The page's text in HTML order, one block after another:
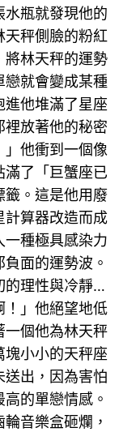
水瓶就發現他的
天秤側臉的粉紅
將林天秤的運勢
戀就會變成某種
進他堆滿了星座
裡放著他的秘密
」他衝到一個像
滿了「巨蟹座已
籤。這是他用廢
計算器改造而成
一種極具感染力
面的運勢波。
的理性與冷靜…
！」他絕望地低
一個他為林天秤
塊小小的天秤座
送出，因為害怕
的單戀情感。
音樂盒砸爛，